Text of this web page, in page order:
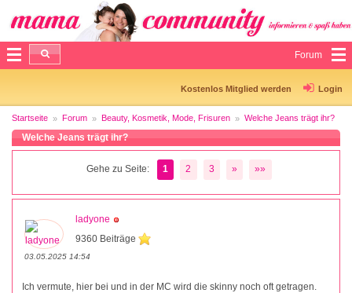
Forum
Kostenlos Mitglied werden Login
Startseite Forum Beauty, Kosmetik, Mode, Frisuren Welche Jeans trägt ihr?
Welche Jeans trägt ihr?
Gehe zu Seite: 1 2 3 » »»
ladyone
9360 Beiträge
03.05.2025 14:54
Ich vermute, hier bei und in der MC wird die skinny noch oft getragen.